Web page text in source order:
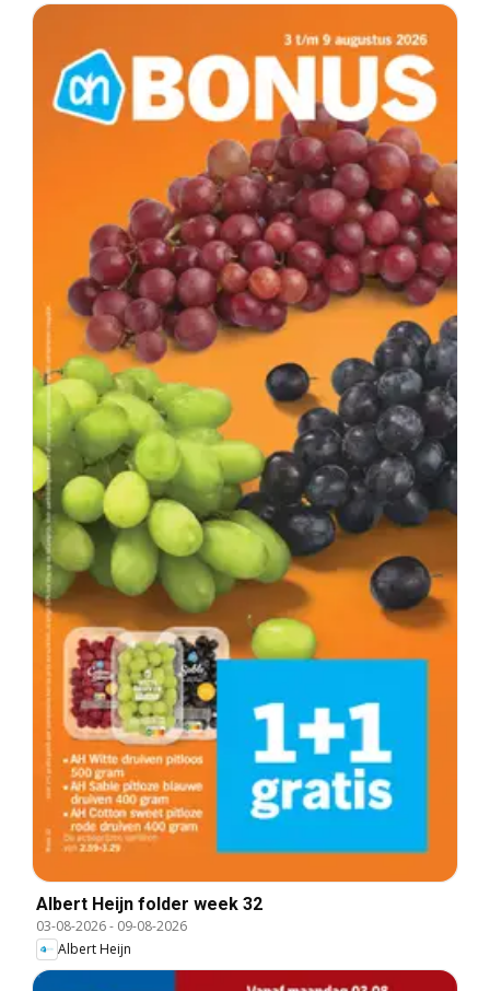
Albert Heijn folder week 32
03-08-2026- 09-08-2026
Albert Heijn